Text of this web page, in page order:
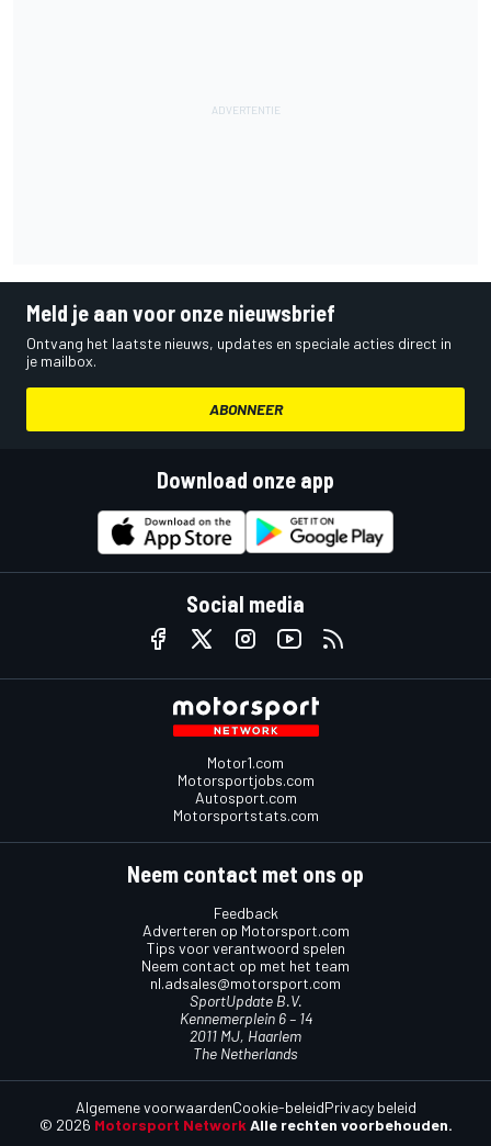
Meld je aan voor onze nieuwsbrief
Ontvang het laatste nieuws, updates en speciale acties direct in
je mailbox.
ABONNEER
Download onze app
Social media
Motor1.com
Motorsportjobs.com
Autosport.com
Motorsportstats.com
Neem contact met ons op
Feedback
Adverteren op Motorsport.com
Tips voor verantwoord spelen
Neem contact op met het team
nl.adsales@motorsport.com
SportUpdate B.V.
Kennemerplein 6 – 14
2011 MJ, Haarlem
The Netherlands
© 2026 Motorsport Network Alle rechten voorbehouden.
Algemene voorwaardenCookie-beleidPrivacy beleid